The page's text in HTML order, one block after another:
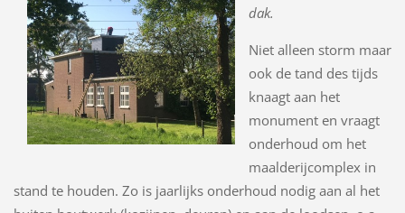
dak.
Niet alleen storm maar
ook de tand des tijds
knaagt aan het
monument en vraagt
onderhoud om het
maalderijcomplex in
stand te houden. Zo is jaarlijks onderhoud nodig aan al het